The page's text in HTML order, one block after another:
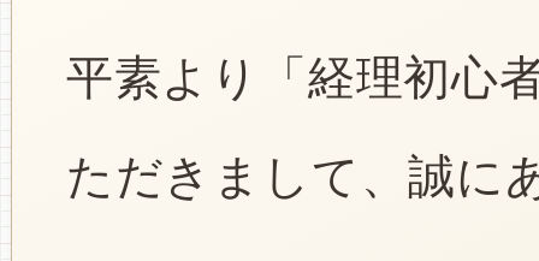
平素より「経理初心
ただきまして、誠に